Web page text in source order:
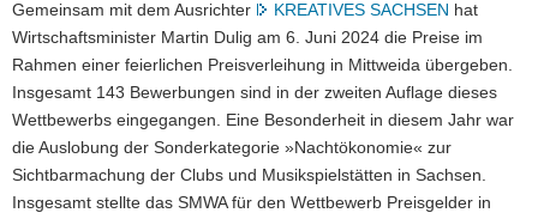
Gemeinsam mit dem Ausrichter
KREATIVES SACHSEN hat
Wirtschaftsminister Martin Dulig am 6. Juni 2024 die Preise im
Rahmen einer feierlichen Preisverleihung in Mittweida übergeben.
Insgesamt 143 Bewerbungen sind in der zweiten Auflage dieses
Wettbewerbs eingegangen. Eine Besonderheit in diesem Jahr war
die Auslobung der Sonderkategorie »Nachtökonomie« zur
Sichtbarmachung der Clubs und Musikspielstätten in Sachsen.
Insgesamt stellte das SMWA für den Wettbewerb Preisgelder in